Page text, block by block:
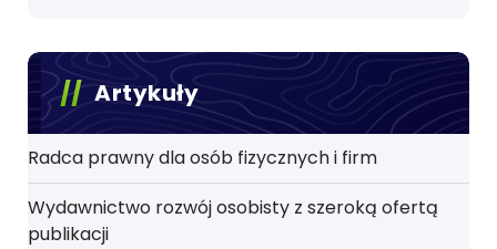
Artykuły
Radca prawny dla osób fizycznych i firm
Wydawnictwo rozwój osobisty z szeroką ofertą
publikacji